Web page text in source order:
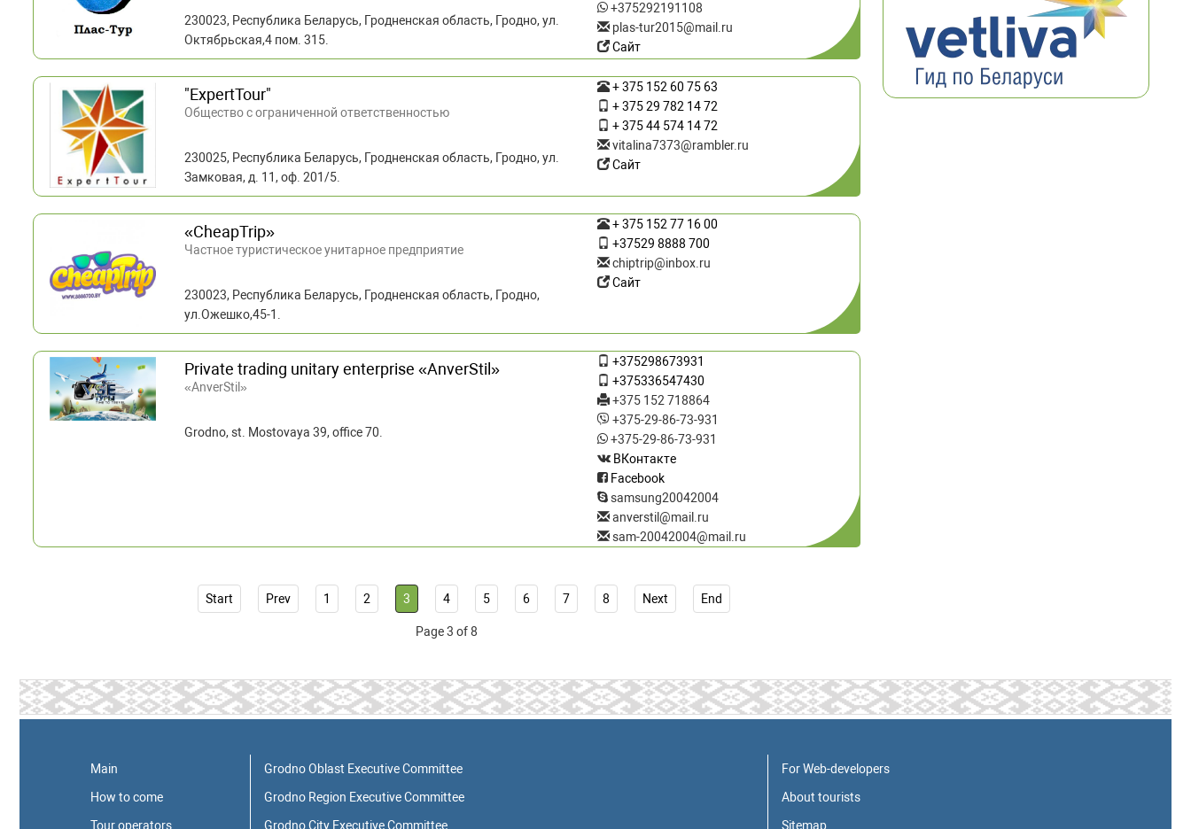
230023, Республика Беларусь, Гродненская область, Гродно, ул.
Октябрьская,4 пом. 315.
+375292191108
plas-tur2015@mail.ru
Сайт
"ExpertTour"
Общество с ограниченной ответственностью
230025, Республика Беларусь, Гродненская область, Гродно, ул.
Замковая, д. 11, оф. 201/5.
+ 375 152 60 75 63
+ 375 29 782 14 72
+ 375 44 574 14 72
vitalina7373@rambler.ru
Сайт
«CheapTrip»
Частное туристическое унитарное предприятие
230023, Республика Беларусь, Гродненская область, Гродно,
ул.Ожешко,45-1.
+ 375 152 77 16 00
+37529 8888 700
chiptrip@inbox.ru
Сайт
Private trading unitary enterprise «AnverStil»
«AnverStil»
Grodno, st. Mostovaya 39, office 70.
+375298673931
+375336547430
+375 152 718864
+375-29-86-73-931
+375-29-86-73-931
ВКонтакте
Facebook
samsung20042004
anverstil@mail.ru
sam-20042004@mail.ru
Start Prev 1 2 3 4 5 6 7 8 Next End
Page 3 of 8
Main
How to come
Tour operators
Grodno Oblast Executive Committee
Grodno Region Executive Committee
Grodno City Executive Committee
For Web-developers
About tourists
Sitemap